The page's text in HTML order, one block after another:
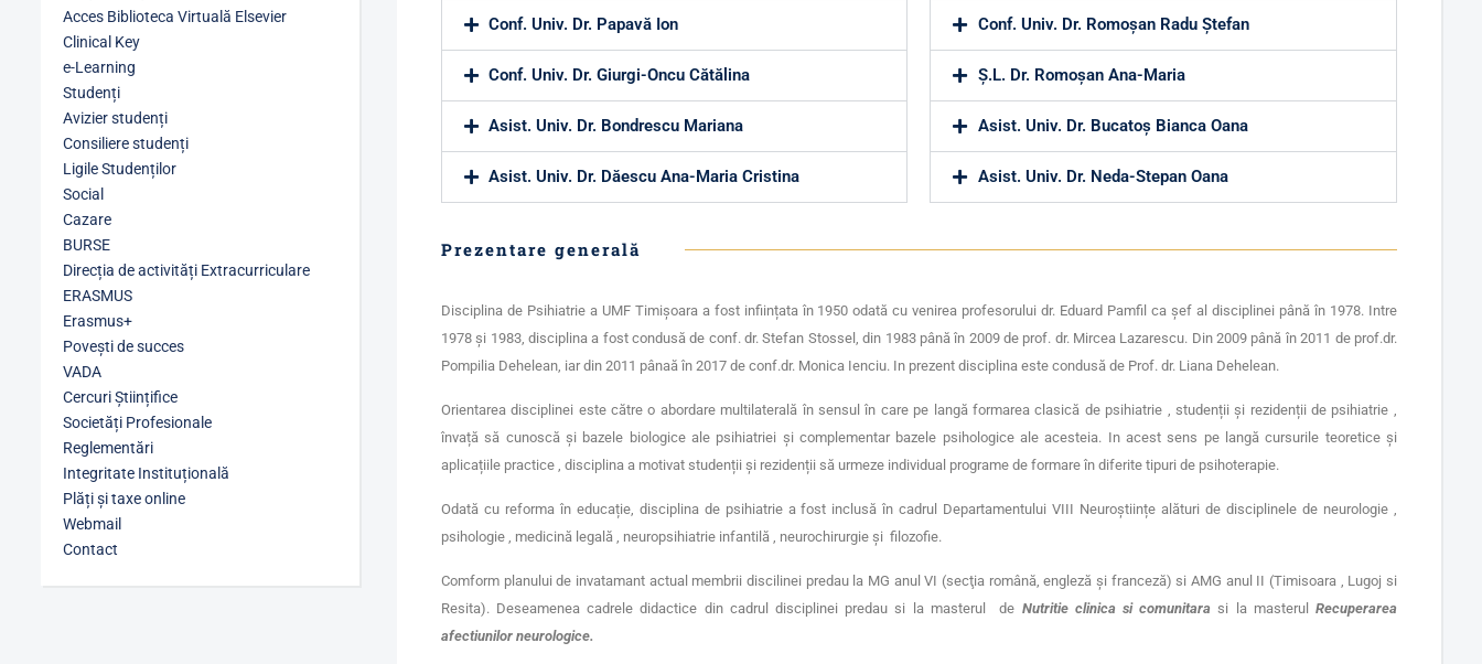
Acces Biblioteca Virtuală Elsevier
Clinical Key
e-Learning
Studenți
Avizier studenți
Consiliere studenți
Ligile Studenților
Social
Cazare
BURSE
Direcția de activități Extracurriculare
ERASMUS
Erasmus+
Povești de succes
VADA
Cercuri Științifice
Societăți Profesionale
Reglementări
Integritate Instituțională
Plăți și taxe online
Webmail
Contact
Conf. Univ. Dr. Papavă Ion
Conf. Univ. Dr. Giurgi-Oncu Cătălina
Asist. Univ. Dr. Bondrescu Mariana
Asist. Univ. Dr. Dăescu Ana-Maria Cristina
Conf. Univ. Dr. Romoșan Radu Ștefan
Ș.L. Dr. Romoșan Ana-Maria
Asist. Univ. Dr. Bucatoș Bianca Oana
Asist. Univ. Dr. Neda-Stepan Oana
Prezentare generală
Disciplina de Psihiatrie a UMF Timișoara a fost inființata în 1950 odată cu venirea profesorului dr. Eduard Pamfil ca șef al disciplinei până în 1978. Intre
1978 și 1983, disciplina a fost condusă de conf. dr. Stefan Stossel, din 1983 până în 2009 de prof. dr. Mircea Lazarescu. Din 2009 până în 2011 de prof.dr.
Pompilia Dehelean, iar din 2011 pânaă în 2017 de conf.dr. Monica Ienciu. In prezent disciplina este condusă de Prof. dr. Liana Dehelean.
Orientarea disciplinei este către o abordare multilaterală în sensul în care pe langă formarea clasică de psihiatrie , studenții și rezidenții de psihiatrie ,
învață să cunoscă și bazele biologice ale psihiatriei și complementar bazele psihologice ale acesteia. In acest sens pe langă cursurile teoretice și
aplicațiile practice , disciplina a motivat studenții și rezidenții să urmeze individual programe de formare în diferite tipuri de psihoterapie.
Odată cu reforma în educație, disciplina de psihiatrie a fost inclusă în cadrul Departamentului VIII Neuroștiințe alături de disciplinele de neurologie ,
psihologie , medicină legală , neuropsihiatrie infantilă , neurochirurgie și filozofie.
Comform planului de invatamant actual membrii discilinei predau la MG anul VI (secţia română, engleză şi franceză) si AMG anul II (Timisoara , Lugoj si
Resita). Deseamenea cadrele didactice din cadrul disciplinei predau si la masterul de Nutritie clinica si comunitara si la masterul Recuperarea
afectiunilor neurologice.